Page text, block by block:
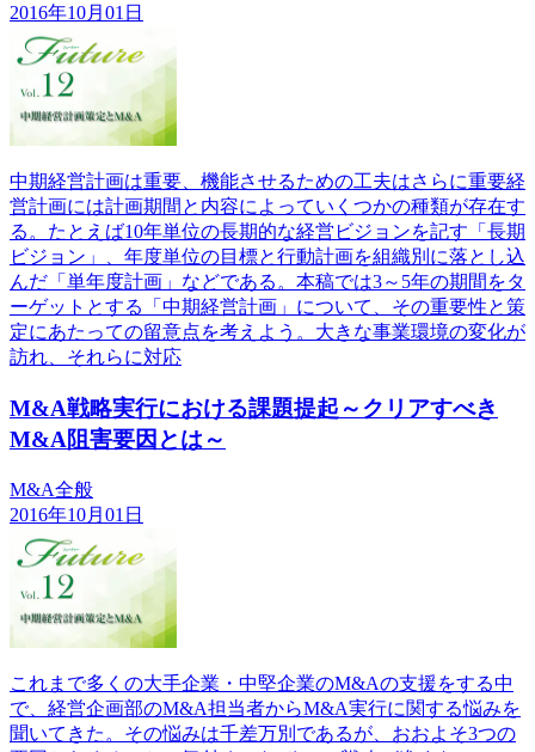
2016年10月01日
中期経営計画は重要、機能させるための工夫はさらに重要経
営計画には計画期間と内容によっていくつかの種類が存在す
る。たとえば10年単位の長期的な経営ビジョンを記す「長期
ビジョン」、年度単位の目標と行動計画を組織別に落とし込
んだ「単年度計画」などである。本稿では3～5年の期間をタ
ーゲットとする「中期経営計画」について、その重要性と策
定にあたっての留意点を考えよう。大きな事業環境の変化が
訪れ、それらに対応
M&A戦略実行における課題提起～クリアすべき
M&A阻害要因とは～
M&A全般
2016年10月01日
これまで多くの大手企業・中堅企業のM&Aの支援をする中
で、経営企画部のM&A担当者からM&A実行に関する悩みを
聞いてきた。その悩みは千差万別であるが、おおよそ3つの